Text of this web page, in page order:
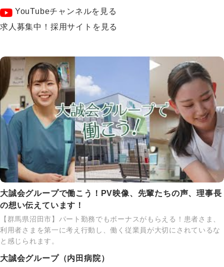
YouTubeチャンネルを見る
求人募集中！採用サイトを見る
大誠会グループで働こう！PV映像、先輩たちの声、理事長
の想い伝えています！
【群馬県沼田市】パート勤務でもボーナスがもらえる！患者さま、
利用者さまを第一に考え行動し、働く従業員が大切にされているな
と感じられます。
大誠会グループ（内田病院）